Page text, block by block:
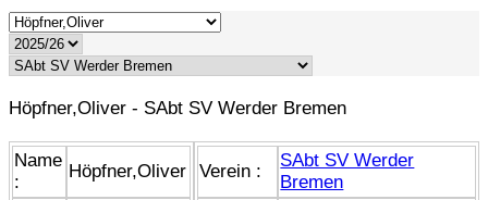
Höpfner,Oliver - SAbt SV Werder Bremen
Name
:
Höpfner,Oliver
Verein :
SAbt SV Werder
Bremen